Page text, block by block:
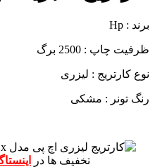
برند : Hp
ظرفیت چاپ : 2500 برگ
نوع کارتریج : لیزری
رنگ تونر : مشکی
تخفیف ها در